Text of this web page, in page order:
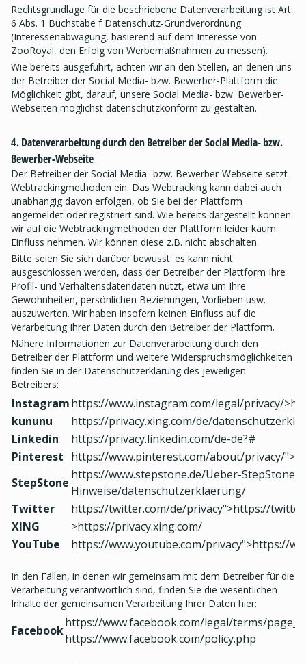
Rechtsgrundlage für die beschriebene Datenverarbeitung ist Art.
6 Abs. 1 Buchstabe f Datenschutz-Grundverordnung
(Interessenabwägung, basierend auf dem Interesse von
ZooRoyal, den Erfolg von Werbemaßnahmen zu messen).
Wie bereits ausgeführt, achten wir an den Stellen, an denen uns
der Betreiber der Social Media- bzw. Bewerber-Plattform die
Möglichkeit gibt, darauf, unsere Social Media- bzw. Bewerber-
Webseiten möglichst datenschutzkonform zu gestalten.
4. Datenverarbeitung durch den Betreiber der Social Media- bzw.
Bewerber-Webseite
Der Betreiber der Social Media- bzw. Bewerber-Webseite setzt
Webtrackingmethoden ein. Das Webtracking kann dabei auch
unabhängig davon erfolgen, ob Sie bei der Plattform
angemeldet oder registriert sind. Wie bereits dargestellt können
wir auf die Webtrackingmethoden der Plattform leider kaum
Einfluss nehmen. Wir können diese z.B. nicht abschalten.
Bitte seien Sie sich darüber bewusst: es kann nicht
ausgeschlossen werden, dass der Betreiber der Plattform Ihre
Profil- und Verhaltensdatendaten nutzt, etwa um Ihre
Gewohnheiten, persönlichen Beziehungen, Vorlieben usw.
auszuwerten. Wir haben insofern keinen Einfluss auf die
Verarbeitung Ihrer Daten durch den Betreiber der Plattform.
Nähere Informationen zur Datenverarbeitung durch den
Betreiber der Plattform und weitere Widerspruchsmöglichkeiten
finden Sie in der Datenschutzerklärung des jeweiligen
Betreibers:
Instagramhttps://www.instagram.com/legal/privacy/
kununu
https://privacy.xing.com/de/
Linkedin
https://privacy.linkedin.com/de-de?#
Pinterest https://www.pinterest.com/about/privacy/
StepStone
https://www.stepstone.de/Ueber-StepStone/
Hinweise/datenschutzerklaerung/
Twitter
https://twitter.com/de/privacy">https://
XING
>https://privacy.xing.com/
YouTube
https://www.youtube.com/privacy">https://
In den Fällen, in denen wir gemeinsam mit dem Betreiber für die
Verarbeitung verantwortlich sind, finden Sie die wesentlichen
Inhalte der gemeinsamen Verarbeitung Ihrer Daten hier:
Facebook
https://www.facebook.com/legal/terms/
https://www.facebook.com/policy.php